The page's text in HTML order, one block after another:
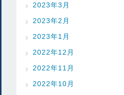
2023年3月
2023年2月
2023年1月
2022年12月
2022年11月
2022年10月